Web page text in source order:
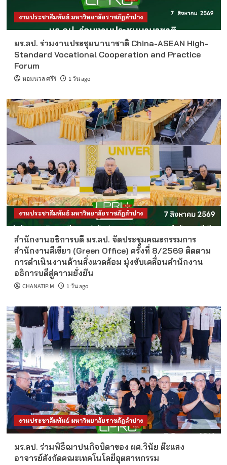
งานประชาสัมพันธ์ มหาวิทยาลัยราชภัฏลำปาง
มร.ลป. ร่วมงานประชุมนานาชาติ China-ASEAN High-
Standard Vocational Cooperation and Practice
Forum
หอมนวล ศรีริ 1 วัน ago
งานประชาสัมพันธ์ มหาวิทยาลัยราชภัฏลำปาง
สำนักงานอธิการบดี มร.ลป. จัดประชุมคณะกรรมการ
สำนักงานสีเขียว (Green Office) ครั้งที่ 8/2569 ติดตาม
การดำเนินงานด้านสิ่งแวดล้อม มุ่งขับเคลื่อนสำนักงาน
อธิการบดีสู่ความยั่งยืน
CHANATIP.M 1 วัน ago
งานประชาสัมพันธ์ มหาวิทยาลัยราชภัฏลำปาง
มร.ลป. ร่วมพิธีฌาปนกิจบิดาของ ผศ.วินัย ต๊ะแสง
อาจารย์สังกัดคณะเทคโนโลยีอุตสาหกรรม